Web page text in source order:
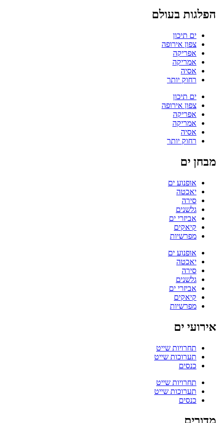
הפלגות בעולם
ים תיכון
צפון אירופה
אפריקה
אמריקה
אסיה
רחוק יותר
ים תיכון
צפון אירופה
אפריקה
אמריקה
אסיה
רחוק יותר
מבחן ים
אופנוע ים
יאכטה
סירה
גלשנים
אביזרי ים
קיאקים
מפרשיות
אופנוע ים
יאכטה
סירה
גלשנים
אביזרי ים
קיאקים
מפרשיות
אירועי ים
תחרויות שייט
תערוכות שייט
כנסים
תחרויות שייט
תערוכות שייט
כנסים